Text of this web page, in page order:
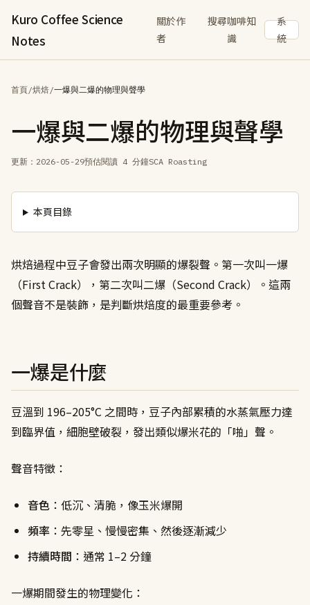
Kuro Coffee Science
Notes
關於作
者
搜尋咖啡知
識
系
統
首頁/烘焙/一爆與二爆的物理與聲學
一爆與二爆的物理與聲學
更新： 2026-05-29預估閱讀 4 分鐘SCA Roasting
本頁目錄
烘焙過程中豆子會發出兩次明顯的爆裂聲。第一次叫一爆
（First Crack），第二次叫二爆（Second Crack）。這兩
個聲音不是裝飾，是判斷烘焙度的最重要參考。
一爆是什麼
豆溫到 196–205°C 之間時，豆子內部累積的水蒸氣壓力達
到臨界值，細胞壁破裂，發出類似爆米花的「啪」聲。
聲音特徵：
音色 ：低沉、清脆，像玉米爆開
頻率 ：先零星、慢慢密集、然後逐漸減少
持續時間 ：通常 1–2 分鐘
一爆期間發生的物理變化：